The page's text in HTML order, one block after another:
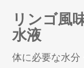
お買
リンゴ風
水液
体に必要な水分